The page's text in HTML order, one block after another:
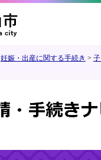
妊娠・出産に関する手続き >